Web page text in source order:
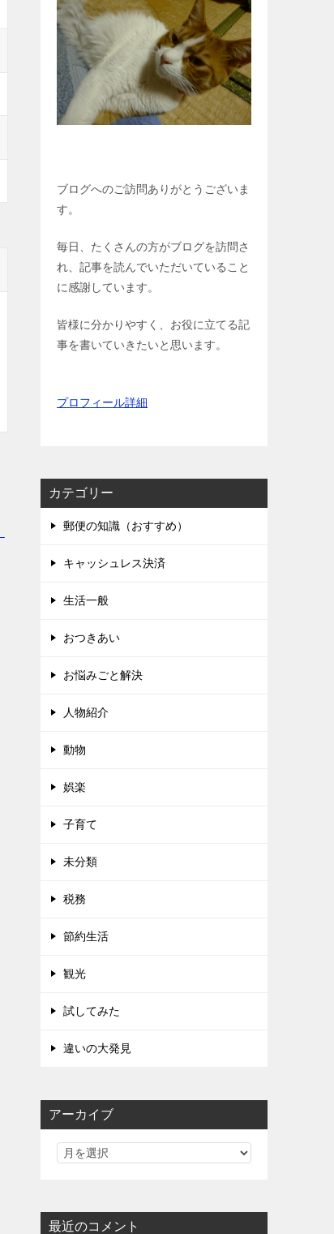
ブログへのご訪問ありがとうございま
す。
毎日、たくさんの方がブログを訪問さ
れ、記事を読んでいただいていること
に感謝しています。
皆様に分かりやすく、お役に立てる記
事を書いていきたいと思います。
プロフィール詳細
カテゴリー
郵便の知識（おすすめ）
キャッシュレス決済
生活一般
おつきあい
お悩みごと解決
人物紹介
動物
娯楽
子育て
未分類
税務
節約生活
観光
試してみた
違いの大発見
アーカイブ
最近のコメント